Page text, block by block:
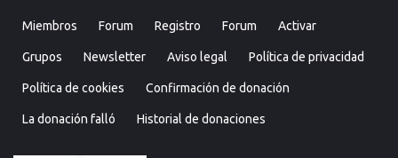
Miembros Forum Registro Forum Activar
Grupos Newsletter Aviso legal Política de privacidad
Política de cookies Confirmación de donación
La donación falló Historial de donaciones